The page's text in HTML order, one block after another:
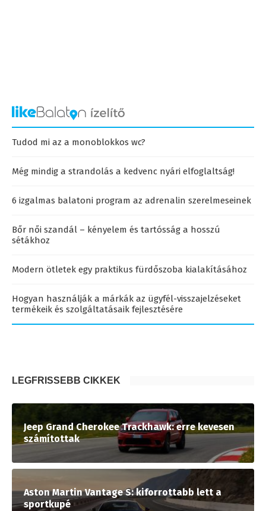
Tudod mi az a monoblokkos wc?
Még mindig a strandolás a kedvenc nyári elfoglaltság!
6 izgalmas balatoni program az adrenalin szerelmeseinek
Bőr női szandál – kényelem és tartósság a hosszú
sétákhoz
Modern ötletek egy praktikus fürdőszoba kialakításához
Hogyan használják a márkák az ügyfél-visszajelzéseket
termékeik és szolgáltatásaik fejlesztésére
LEGFRISSEBB CIKKEK
Jeep Grand Cherokee Trackhawk: erre kevesen
számítottak
Aston Martin Vantage S: kiforrottabb lett a
sportkupé